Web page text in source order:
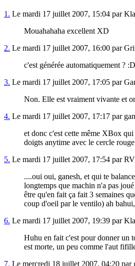
1. Le mardi 17 juillet 2007, 15:04 par
Mouahahaha excellent XD
2. Le mardi 17 juillet 2007, 16:00 par
c'est générée automatiquement ? :D
3. Le mardi 17 juillet 2007, 17:05 par
Non. Elle est vraiment vivante et
4. Le mardi 17 juillet 2007, 17:17 par
et donc c'est cette même XBox qui
doigts anytime avec le cercle
5. Le mardi 17 juillet 2007, 17:54 par
....oui oui, ganesh, et qui te
longtemps que machin n'a pas
être qu'en fait ça fait 3 semaines
coup d'oeil par le ventilo) ah
6. Le mardi 17 juillet 2007, 19:39 par
Huhu en fait c'est pour donner un
est morte, un peu comme l'aut
7. Le mercredi 18 juillet 2007, 04:20 par